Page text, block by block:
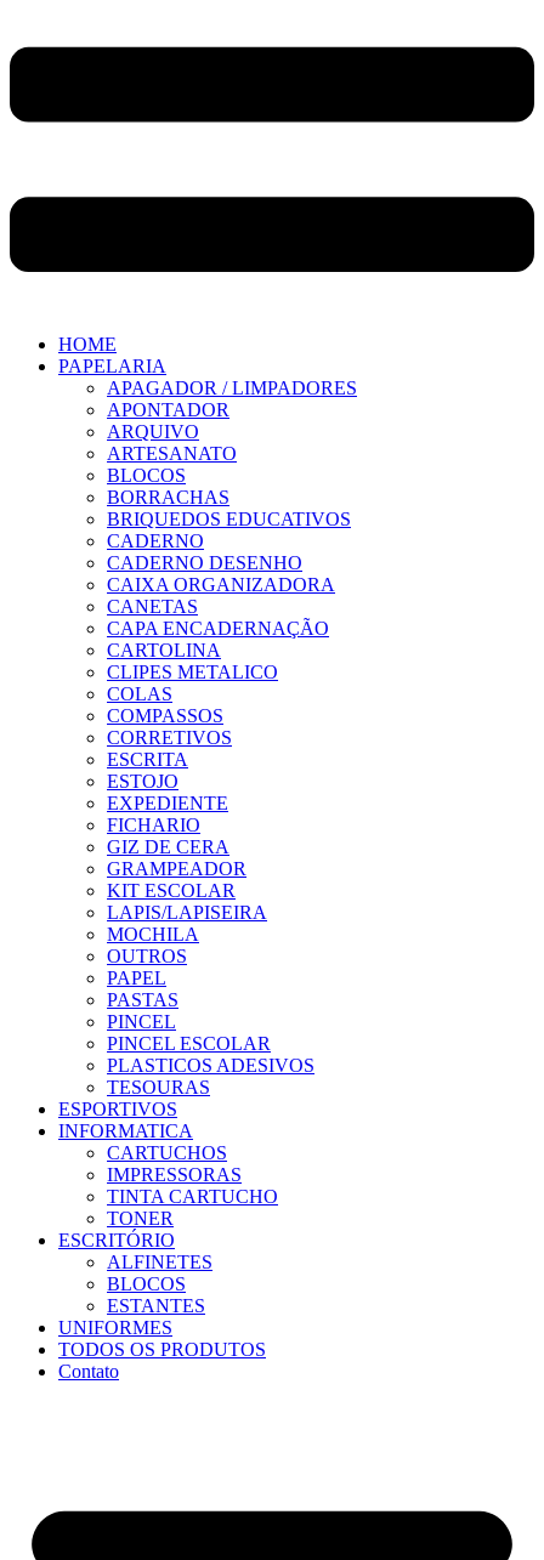
HOME
PAPELARIA
APAGADOR / LIMPADORES
APONTADOR
ARQUIVO
ARTESANATO
BLOCOS
BORRACHAS
BRIQUEDOS EDUCATIVOS
CADERNO
CADERNO DESENHO
CAIXA ORGANIZADORA
CANETAS
CAPA ENCADERNAÇÃO
CARTOLINA
CLIPES METALICO
COLAS
COMPASSOS
CORRETIVOS
ESCRITA
ESTOJO
EXPEDIENTE
FICHARIO
GIZ DE CERA
GRAMPEADOR
KIT ESCOLAR
LAPIS/LAPISEIRA
MOCHILA
OUTROS
PAPEL
PASTAS
PINCEL
PINCEL ESCOLAR
PLASTICOS ADESIVOS
TESOURAS
ESPORTIVOS
INFORMATICA
CARTUCHOS
IMPRESSORAS
TINTA CARTUCHO
TONER
ESCRITÓRIO
ALFINETES
BLOCOS
ESTANTES
UNIFORMES
TODOS OS PRODUTOS
Contato